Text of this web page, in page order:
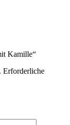
Kamille“
Erforderliche